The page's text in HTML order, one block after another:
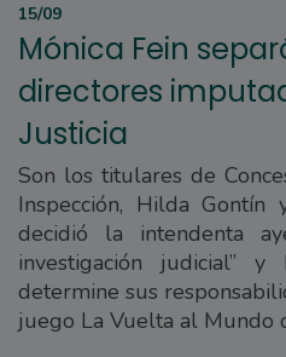
15/09
Mónica Fein
directores
Justicia
Son los titulares de
Inspección, Hilda Gontín
decidió la intendenta
investigación judicial”
determine sus
juego La Vuelta al Mundo